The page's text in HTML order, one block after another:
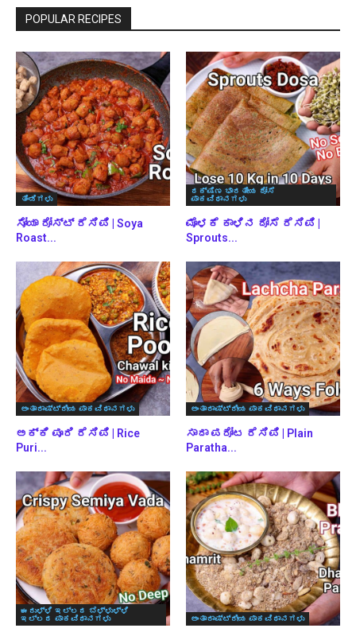
POPULAR RECIPES
ತಿಂಡಿಗಳು
ಸೋಯಾ ರೋಸ್ಟ್ ರೆಸಿಪಿ | Soya
Roast...
ದಕ್ಷಿಣ ಭಾರತೀಯ ದೋಸೆ
ಪಾಕವಿಧಾನಗಳು
ಮೊಳಕೆ ಕಾಳಿನ ದೋಸೆ ರೆಸಿಪಿ |
Sprouts...
ಅಂತಾರಾಷ್ಟ್ರೀಯ ಪಾಕವಿಧಾನಗಳು
ಅಕ್ಕಿ ಪೂರಿ ರೆಸಿಪಿ | Rice
Puri...
ಅಂತಾರಾಷ್ಟ್ರೀಯ ಪಾಕವಿಧಾನಗಳು
ಸಾದಾ ಪರೋಟ ರೆಸಿಪಿ | Plain
Paratha...
ಈರುಳ್ಳಿ ಇಲ್ಲದ ಬೆಳ್ಳುಳ್ಳಿ
ಇಲ್ಲದ ಪಾಕವಿಧಾನಗಳು ಅಂತಾರಾಷ್ಟ್ರೀಯ ಪಾಕವಿಧಾನಗಳು